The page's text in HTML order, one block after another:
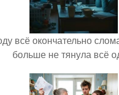
всё окончательно
больше не тянула всё